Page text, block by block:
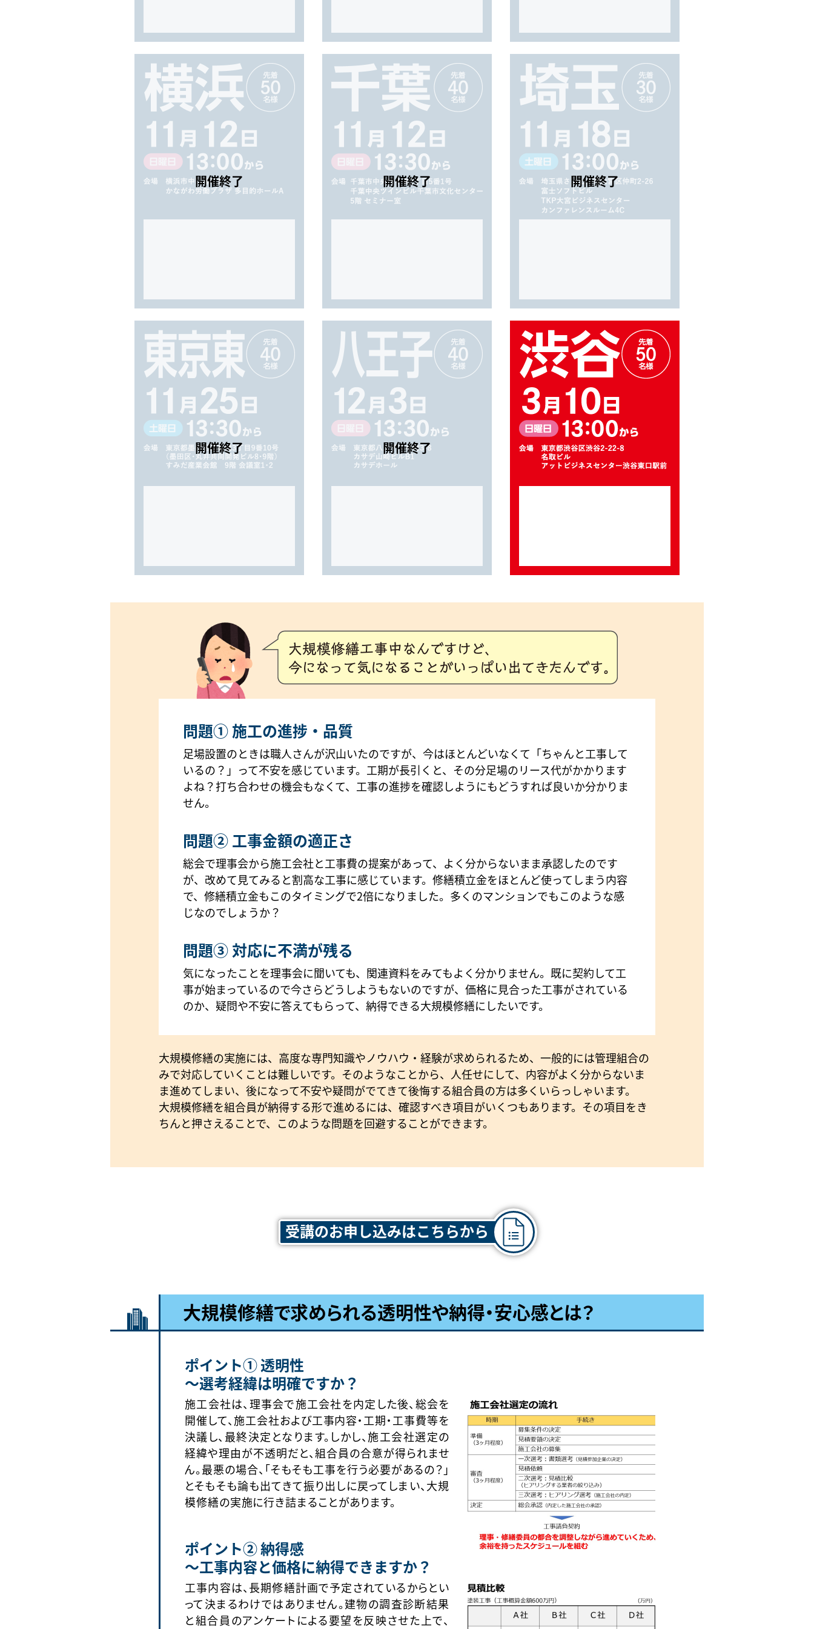
問題① 施工の進捗・品質
足場設置のときは職人さんが沢山いたのですが、今はほとんどいなくて「ちゃんと工事して
いるの？」って不安を感じています。工期が長引くと、その分足場のリース代がかかります
よね？打ち合わせの機会もなくて、工事の進捗を確認しようにもどうすれば良いか分かりま
せん。
問題② 工事金額の適正さ
総会で理事会から施工会社と工事費の提案があって、よく分からないまま承認したのです
が、改めて見てみると割高な工事に感じています。修繕積立金をほとんど使ってしまう内容
で、修繕積立金もこのタイミングで2倍になりました。多くのマンションでもこのような感
じなのでしょうか？
問題③ 対応に不満が残る
気になったことを理事会に聞いても、関連資料をみてもよく分かりません。既に契約して工
事が始まっているので今さらどうしようもないのですが、価格に見合った工事がされている
のか、疑問や不安に答えてもらって、納得できる大規模修繕にしたいです。
大規模修繕の実施には、高度な専門知識やノウハウ・経験が求められるため、一般的には管理組合の
みで対応していくことは難しいです。そのようなことから、人任せにして、内容がよく分からないま
ま進めてしまい、後になって不安や疑問がでてきて後悔する組合員の方は多くいらっしゃいます。
大規模修繕を組合員が納得する形で進めるには、確認すべき項目がいくつもあります。その項目をき
ちんと押さえることで、このような問題を回避することができます。
受講のお申し込みはこちらから
大規模修繕で求められる透明性や納得・安心感とは？
ポイント① 透明性
～選考経緯は明確ですか？
施工会社は、理事会で施工会社を内定した後、総会を
開催して、施工会社および工事内容・工期・工事費等を
決議し、最終決定となります。しかし、施工会社選定の
経緯や理由が不透明だと、組合員の合意が得られませ
ん。最悪の場合、「そもそも工事を行う必要があるの？」
とそもそも論も出てきて振り出しに戻ってしまい、大規
模修繕の実施に行き詰まることがあります。
ポイント② 納得感
～工事内容と価格に納得できますか？
工事内容は、長期修繕計画で予定されているからとい
って決まるわけではありません。建物の調査診断結果
と組合員のアンケートによる要望を反映させた上で、